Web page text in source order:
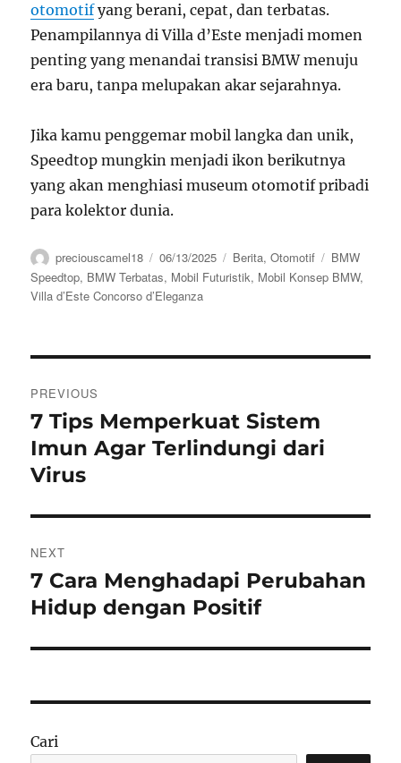
otomotifyang berani, cepat, dan terbatas.
Penampilannya di Villa d’Este menjadi momen
penting yang menandai transisi BMW menuju
era baru, tanpa melupakan akar sejarahnya.
Jika kamu penggemar mobil langka dan unik,
Speedtop mungkin menjadi ikon berikutnya
yang akan menghiasi museum otomotif pribadi
para kolektor dunia.
Author
preciouscamel18
Posted
on
06/13/2025 Categories
Berita,Otomotif Tags
BMW
Speedtop, BMW Terbatas, Mobil Futuristik, Mobil Konsep BMW,
Villa d’Este Concorso d’Eleganza
pos
PREVIOUS
Previous
post:
7 Tips Memperkuat Sistem
Imun Agar Terlindungi dari
Virus
NEXT
Next
post:
7 Cara Menghadapi Perubahan
Hidup dengan Positif
Cari